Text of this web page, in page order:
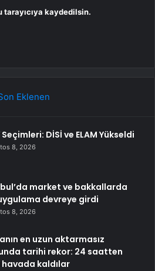
tarayıcıya kaydedilsin.
Eklenen
Seçimleri: DİSİ ve ELAM Yükseldi
8, 2026
market ve bakkallarda
devreye girdi
8, 2026
en uzun aktarmasız
tarihi rekor: 24 saatten
kaldılar